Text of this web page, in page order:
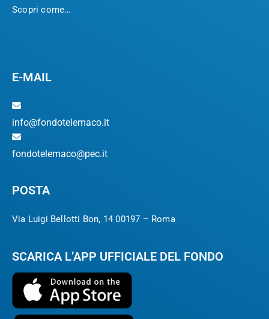
Scopri come…
E-MAIL
info@fondotelemaco.it
fondotelemaco@pec.it
POSTA
Via Luigi Bellotti Bon, 14 00197 – Roma
SCARICA L’APP UFFICIALE DEL FONDO